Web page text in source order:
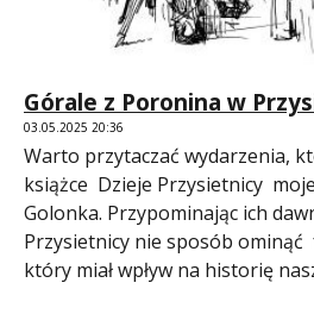
Górale z Poronina w
03.05.2025 20:36
Warto przytaczać wydarzenia,
książce Dzieje Przysietnicy
Golonka. Przypominając ich
Przysietnicy nie sposób
który miał wpływ na historię